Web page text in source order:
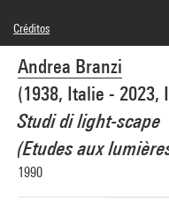
Andrea Branzi
(1938, Italie - 2023,
Studi di light-scape
(Etudes aux
1990
Créditos
© Adagp, Paris
Referencia de la imagen : 4R13487
Difusión de la imagen :